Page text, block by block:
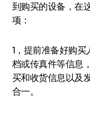
到购买的设备，在
项：
1，提前准备好购
档或传真件等信息
买和收货信息以及
合一。